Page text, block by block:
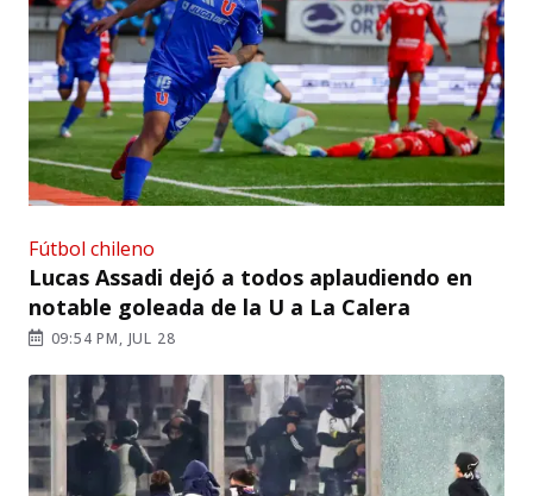
Fútbol chileno
Lucas Assadi dejó a todos aplaudiendo en
notable goleada de la U a La Calera
09:54 PM, JUL 28